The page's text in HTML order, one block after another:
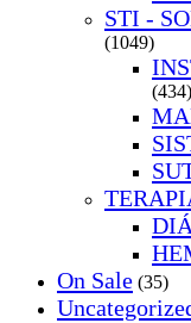
STI -
(1049)
(434)
On Sale (35)